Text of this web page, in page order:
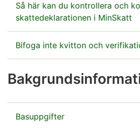
Så här kan du kontrollera och
skattedeklarationen i MinSkatt
Logga in i MinSkatt
I sektionenInkomstskatt
för personerska du välja
där länken
Bifoga inte kvitton och
När du kompletterar din
skattedeklaration i MinSkatt kan
bevara dem själv.
Basuppgifter